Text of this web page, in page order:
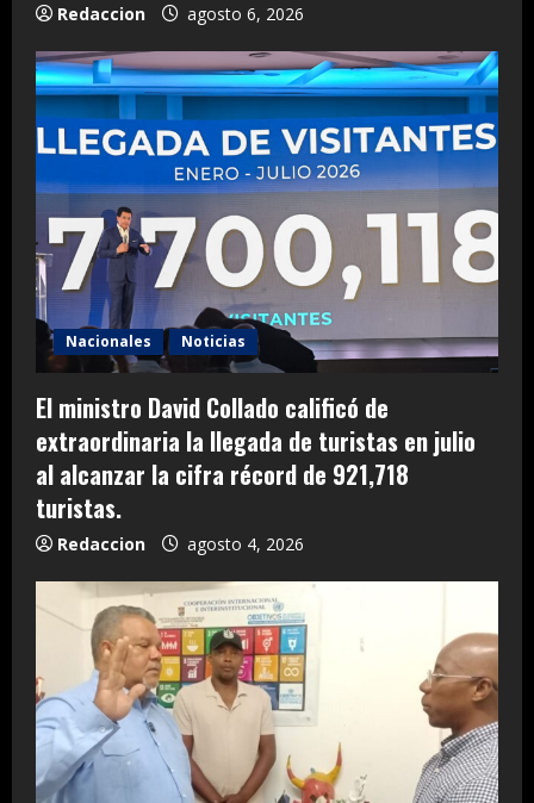
Redaccion agosto 6, 2026
Nacionales Noticias
El ministro David Collado calificó de
extraordinaria la llegada de turistas en julio
al alcanzar la cifra récord de 921,718
turistas.
Redaccion agosto 4, 2026